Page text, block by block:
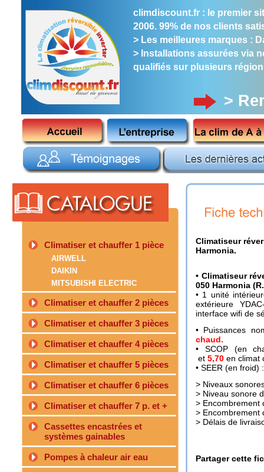
climdiscount.fr : le premier
2006. 99% de nos clients
> Les meilleures marques :
> Installations assurées via
qualifiés sur plusieurs
>
Climatiser et chauffer 1 pièce
AIRWELL
DAIKIN
MITSUBISHI ELECTRIC
Climatiser et chauffer 2 pièces
Climatiser et chauffer 3 pièces
Climatiser et chauffer 4 pièces
Climatiser et chauffer 5 pièces
Climatiser et chauffer 6 pièces
Climatiser et chauffer 7 p. et +
Cassettes encastrées et
systèmes gainables
Pompes à chaleur air eau
Climatiseur
Harmonia.
• Climatiseur
050 Harmonia
• 1 unité
extérieure
interface wifi de
• Puissances
chaud.
• SCOP (en
et 5,70 en climat
• SEER (en froid)
> Niveaux
> Niveau sonore
> Encombrement
> Encombrement
> Délais de
Partager cette